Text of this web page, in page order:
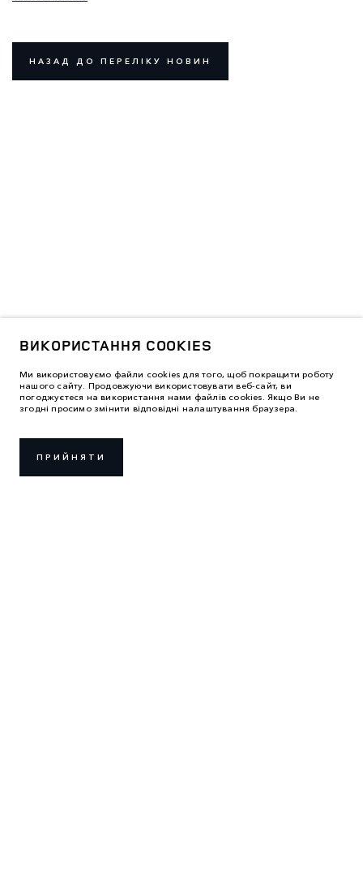
ВИКОРИСТАННЯ COOKIES
Ми використовуємо файли cookies для того, щоб покращити роботу
нашого сайту. Продовжуючи використовувати веб-сайт, ви
погоджуєтеся на використання нами файлів cookies. Якщо Ви не
згодні просимо змінити відповідні налаштування браузера.
ПРИЙНЯТИ
НАЗАД ДО ПЕРЕЛІКУ НОВИН